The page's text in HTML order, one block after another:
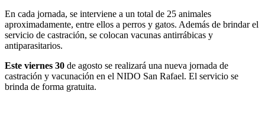
En cada jornada, se interviene a un total de 25 animales
aproximadamente, entre ellos a perros y gatos. Además de brindar el
servicio de castración, se colocan vacunas antirrábicas y
antiparasitarios.
Este viernes 30 de agosto se realizará una nueva jornada de
castración y vacunación en el NIDO San Rafael. El servicio se
brinda de forma gratuita.